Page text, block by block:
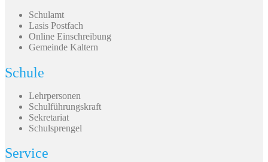
Schulamt
Lasis Postfach
Online Einschreibung
Gemeinde Kaltern
Schule
Lehrpersonen
Schulführungskraft
Sekretariat
Schulsprengel
Service